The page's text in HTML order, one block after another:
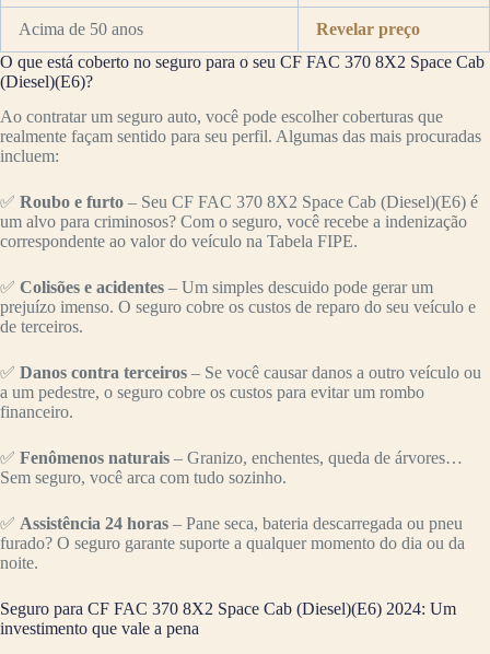
Acima de 50 anos
Revelar preço
O que está coberto no seguro para o seu CF FAC 370 8X2 Space Cab
(Diesel)(E6)?
Ao contratar um seguro auto, você pode escolher coberturas que
realmente façam sentido para seu perfil. Algumas das mais procuradas
incluem:
✅ Roubo e furto – Seu CF FAC 370 8X2 Space Cab (Diesel)(E6) é
um alvo para criminosos? Com o seguro, você recebe a indenização
correspondente ao valor do veículo na Tabela FIPE.
✅ Colisões e acidentes – Um simples descuido pode gerar um
prejuízo imenso. O seguro cobre os custos de reparo do seu veículo e
de terceiros.
✅ Danos contra terceiros – Se você causar danos a outro veículo ou
a um pedestre, o seguro cobre os custos para evitar um rombo
financeiro.
✅ Fenômenos naturais – Granizo, enchentes, queda de árvores…
Sem seguro, você arca com tudo sozinho.
✅ Assistência 24 horas – Pane seca, bateria descarregada ou pneu
furado? O seguro garante suporte a qualquer momento do dia ou da
noite.
Seguro para CF FAC 370 8X2 Space Cab (Diesel)(E6) 2024: Um
investimento que vale a pena